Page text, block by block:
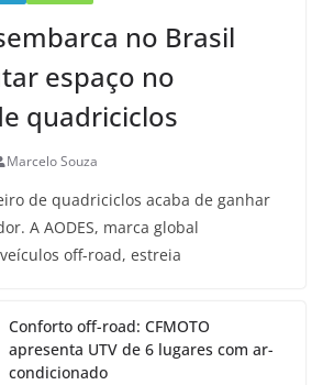
no Brasil
espaço no
quadriciclos
Marcelo Souza
de quadriciclos acaba de ganhar
A AODES, marca global
off-road, estreia
Conforto off-road: CFMOTO
apresenta UTV de 6 lugares com ar-
condicionado